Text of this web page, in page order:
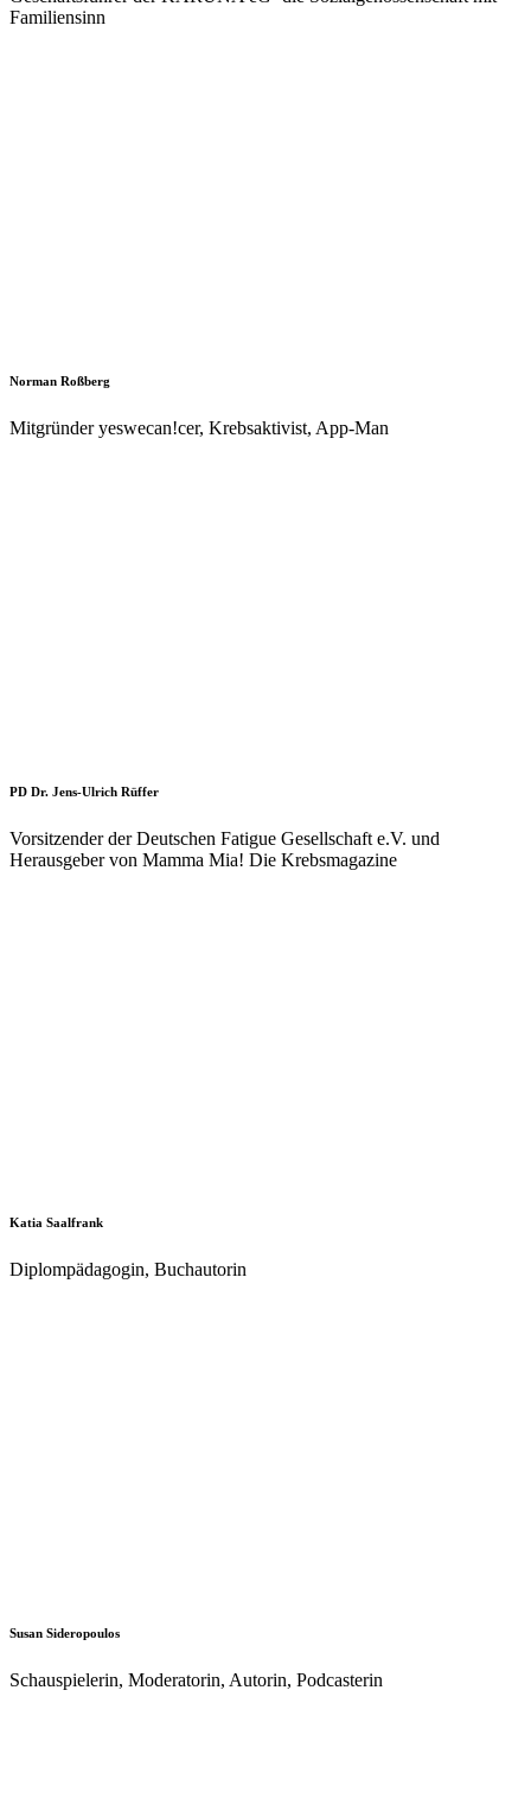
Familiensinn
Norman Roßberg
Mitgründer yeswecan!cer, Krebsaktivist, App-Man
PD Dr. Jens-Ulrich Rüffer
Vorsitzender der Deutschen Fatigue Gesellschaft e.V. und
Herausgeber von Mamma Mia! Die Krebsmagazine
Katia Saalfrank
Diplompädagogin, Buchautorin
Susan Sideropoulos
Schauspielerin, Moderatorin, Autorin, Podcasterin